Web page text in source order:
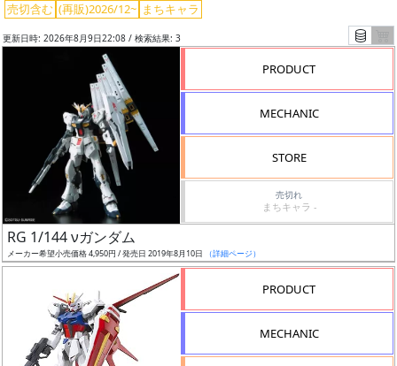
売切含む (再販)2026/12~ まちキャラ
グ
レ
ル
更新日時: 2026年8月9日22:08 / 検索結果: 3
PRODUCT
MECHANIC
STORE
売切れ
まちキャラ -
RG 1/144 νガンダム
メーカー希望小売価格 4,950円 / 発売日 2019年8月10日 （詳細ページ）
PRODUCT
MECHANIC